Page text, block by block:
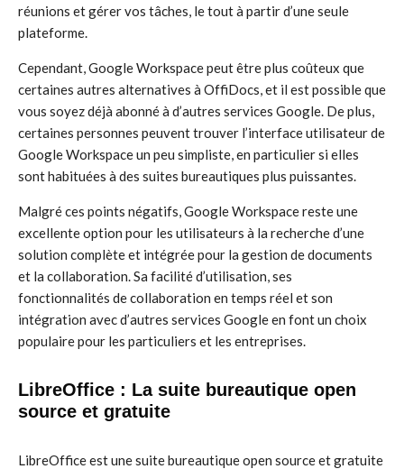
réunions et gérer vos tâches, le tout à partir d’une seule
plateforme.
Cependant, Google Workspace peut être plus coûteux que
certaines autres alternatives à OffiDocs, et il est possible que
vous soyez déjà abonné à d’autres services Google. De plus,
certaines personnes peuvent trouver l’interface utilisateur de
Google Workspace un peu simpliste, en particulier si elles
sont habituées à des suites bureautiques plus puissantes.
Malgré ces points négatifs, Google Workspace reste une
excellente option pour les utilisateurs à la recherche d’une
solution complète et intégrée pour la gestion de documents
et la collaboration. Sa facilité d’utilisation, ses
fonctionnalités de collaboration en temps réel et son
intégration avec d’autres services Google en font un choix
populaire pour les particuliers et les entreprises.
LibreOffice : La suite bureautique open
source et gratuite
LibreOffice est une suite bureautique open source et gratuite